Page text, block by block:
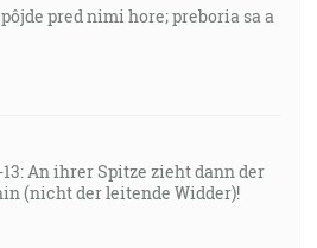
pred nimi hore; preboria sa a
An ihrer Spitze zieht dann der
(nicht der leitende Widder)!